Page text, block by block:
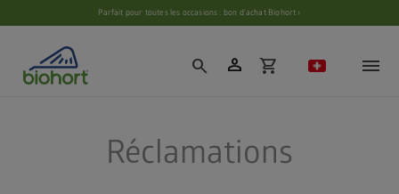
Paramètres des cookiesParfait pour toutes les occasions : bon d’achat Biohort ›
search person shopping_cart
Réclamations